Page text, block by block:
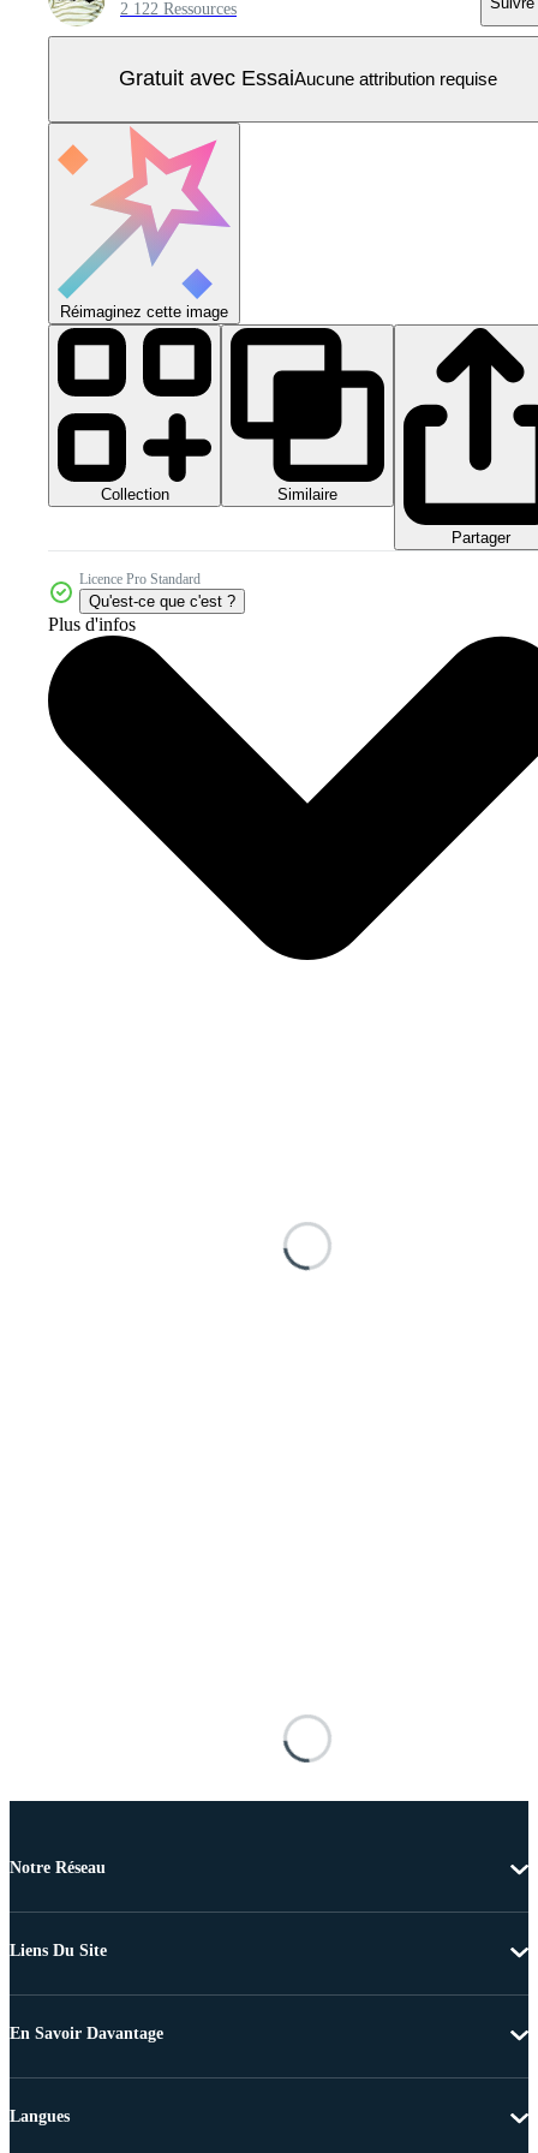
2 122 Ressources
Gratuit avec EssaiAucune attribution requise
Réimaginez cette image
Collection Similaire
Partager
Licence Pro Standard
Qu'est-ce que c'est ?
Plus d'infos
Notre Réseau
Liens Du Site
En Savoir Davantage
Langues